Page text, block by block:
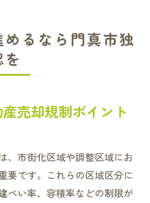
るなら門真市独
売却規制ポイント
、市街化区域や調整区域にお
要です。これらの区域区分に
ぺい率、容積率などの制限が